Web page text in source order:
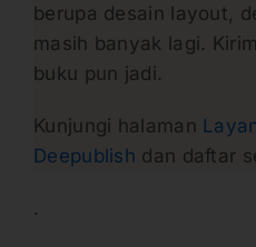
berupa desain layout,
masih banyak lagi.
buku pun jadi.
Kunjungi halaman
Deepublish dan daftar
.